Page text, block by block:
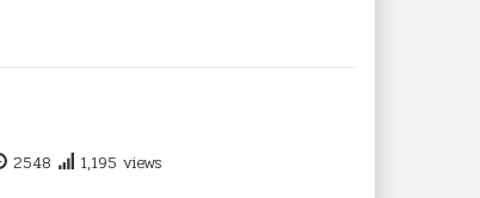
2548
1,195 views